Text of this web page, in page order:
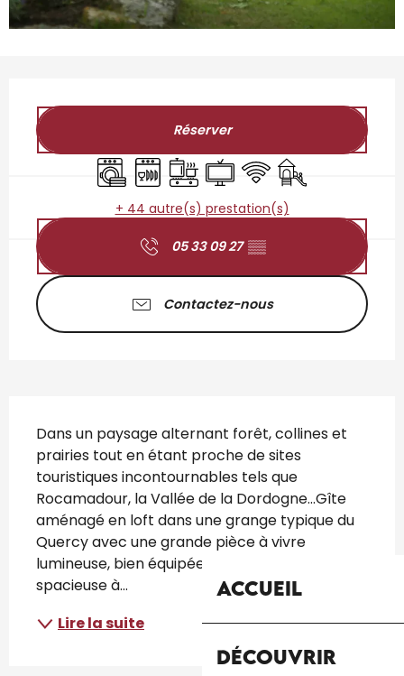
Accueil
Découvrir
Réserver
Lave lingeLave vaisselle
Plaque de cuisson
Télévision
WiFi Jeux pour
+ 44 autre(s) prestation(s)
05 33 09 27 ▒▒
Contactez-nous
Dans un paysage alternant forêt, collines et
prairies tout en étant proche de sites
touristiques incontournables tels que
Rocamadour, la Vallée de la Dordogne...Gîte
aménagé en loft dans une grange typique du
Quercy avec une grande pièce à vivre
lumineuse, bien équipée et sa chambre
spacieuse à...
Lire la suite